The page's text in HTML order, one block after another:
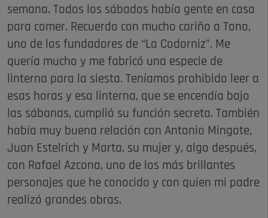
semana. Todos los sábados había gente en casa
para comer. Recuerdo con mucho cariño a Tono,
uno de los fundadores de “La Codorniz”. Me
quería mucho y me fabricó una especie de
linterna para la siesta. Teníamos prohibido leer a
esas horas y esa linterna, que se encendía bajo
las sábanas, cumplió su función secreta. También
había muy buena relación con Antonio Mingote,
Juan Estelrich y Marta, su mujer y, algo después,
con Rafael Azcona, uno de los más brillantes
personajes que he conocido y con quien mi padre
realizó grandes obras.